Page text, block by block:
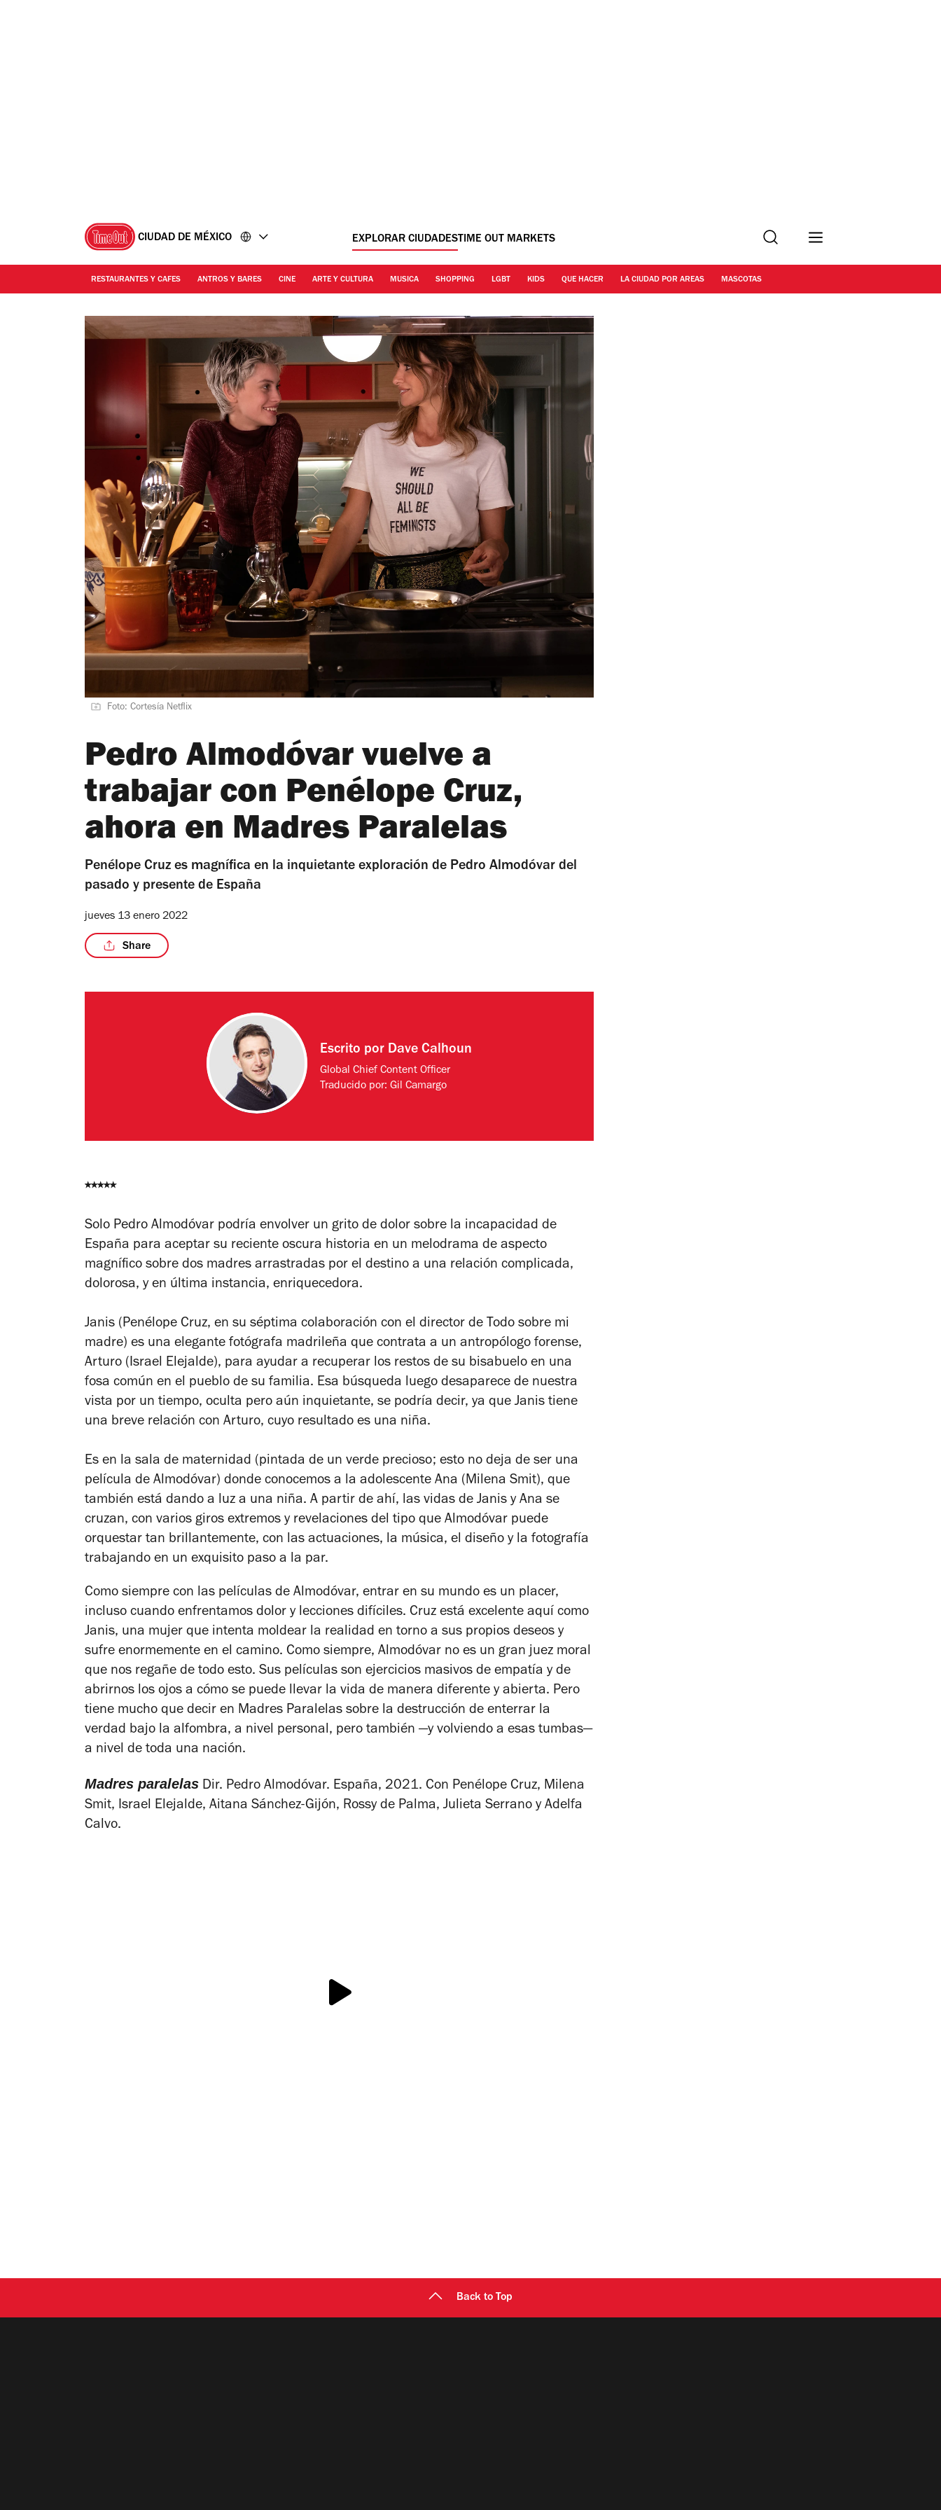
CIUDAD DE MÉXICO EXPLORAR CIUDADESTIME OUT MARKETS Buscar
RESTAURANTES Y CAFES ANTROS Y BARES CINE ARTE Y CULTURA MUSICA SHOPPING LGBT KIDS QUE HACER LA CIUDAD POR AREAS MASCOTAS
Foto: Cortesía Netflix
Pedro Almodóvar vuelve a
trabajar con Penélope Cruz,
ahora en Madres Paralelas
Penélope Cruz es magnífica en la inquietante exploración de Pedro Almodóvar del
pasado y presente de España
jueves 13 enero 2022
Share
Escrito por Dave Calhoun
Global Chief Content Officer
Traducido por: Gil Camargo
⭑⭑⭑⭑⭑
Solo Pedro Almodóvar podría envolver un grito de dolor sobre la incapacidad de
España para aceptar su reciente oscura historia en un melodrama de aspecto
magnífico sobre dos madres arrastradas por el destino a una relación complicada,
dolorosa, y en última instancia, enriquecedora.
Janis (Penélope Cruz, en su séptima colaboración con el director de Todo sobre mi
madre) es una elegante fotógrafa madrileña que contrata a un antropólogo forense,
Arturo (Israel Elejalde), para ayudar a recuperar los restos de su bisabuelo en una
fosa común en el pueblo de su familia. Esa búsqueda luego desaparece de nuestra
vista por un tiempo, oculta pero aún inquietante, se podría decir, ya que Janis tiene
una breve relación con Arturo, cuyo resultado es una niña.
Es en la sala de maternidad (pintada de un verde precioso; esto no deja de ser una
película de Almodóvar) donde conocemos a la adolescente Ana (Milena Smit), que
también está dando a luz a una niña. A partir de ahí, las vidas de Janis y Ana se
cruzan, con varios giros extremos y revelaciones del tipo que Almodóvar puede
orquestar tan brillantemente, con las actuaciones, la música, el diseño y la fotografía
trabajando en un exquisito paso a la par.
Como siempre con las películas de Almodóvar, entrar en su mundo es un placer,
incluso cuando enfrentamos dolor y lecciones difíciles. Cruz está excelente aquí como
Janis, una mujer que intenta moldear la realidad en torno a sus propios deseos y
sufre enormemente en el camino. Como siempre, Almodóvar no es un gran juez moral
que nos regañe de todo esto. Sus películas son ejercicios masivos de empatía y de
abrirnos los ojos a cómo se puede llevar la vida de manera diferente y abierta. Pero
tiene mucho que decir en Madres Paralelas sobre la destrucción de enterrar la
verdad bajo la alfombra, a nivel personal, pero también —y volviendo a esas tumbas—
a nivel de toda una nación.
Madres paralelas Dir. Pedro Almodóvar. España, 2021. Con Penélope Cruz, Milena
Smit, Israel Elejalde, Aitana Sánchez-Gijón, Rossy de Palma, Julieta Serrano y Adelfa
Calvo.
Back to Top